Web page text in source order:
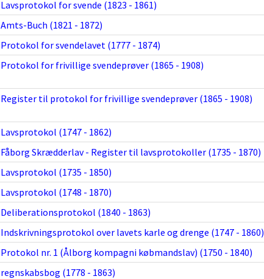
Lavsprotokol for svende (1823 - 1861)
Amts-Buch (1821 - 1872)
Protokol for svendelavet (1777 - 1874)
Protokol for frivillige svendeprøver (1865 - 1908)
Register til protokol for frivillige svendeprøver (1865 - 1908)
Lavsprotokol (1747 - 1862)
Fåborg Skrædderlav - Register til lavsprotokoller (1735 - 1870)
Lavsprotokol (1735 - 1850)
Lavsprotokol (1748 - 1870)
Deliberationsprotokol (1840 - 1863)
Indskrivningsprotokol over lavets karle og drenge (1747 - 1860)
Protokol nr. 1 (Ålborg kompagni købmandslav) (1750 - 1840)
regnskabsbog (1778 - 1863)